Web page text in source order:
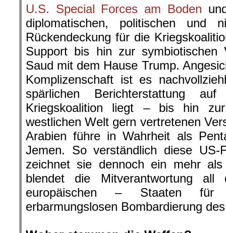
U.S. Special Forces am Boden
diplomatischen, politischen und
Rückendeckung für die
Support bis hin zur symbiotischen
Saud mit dem Hause Trump.
Komplizenschaft ist es
spärlichen Berichterstattung
Kriegskoalition liegt – bis hin
westlichen Welt gern vertretenen
Arabien führe in Wahrheit als
Jemen. So verständlich diese US-
zeichnet sie dennoch ein mehr
blendet die Mitverantwortung
europäischen – Staaten
erbarmungslosen Bombardierung